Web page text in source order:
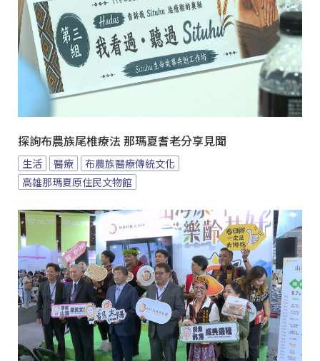
探詢布農族尾椎療法 那瑪夏耆老分享見聞
生活 醫療
布農族醫療傳統文化
高雄那瑪夏原住民文物館